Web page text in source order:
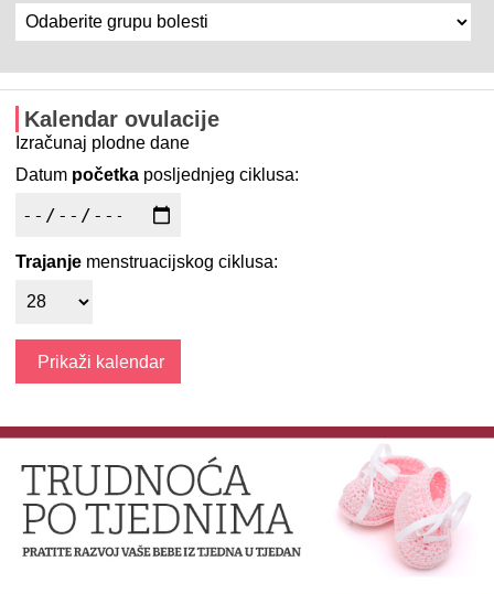
Kalendar ovulacije
Izračunaj plodne dane
Datum početka posljednjeg ciklusa:
Trajanje menstruacijskog ciklusa: